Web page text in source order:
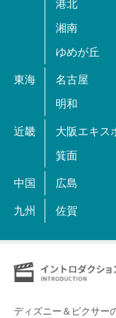
港北
湘南
ゆめが丘
東海 名古屋
明和
近畿 大阪エキス
箕面
中国 広島
九州 佐賀
ディズニー＆ピクサー